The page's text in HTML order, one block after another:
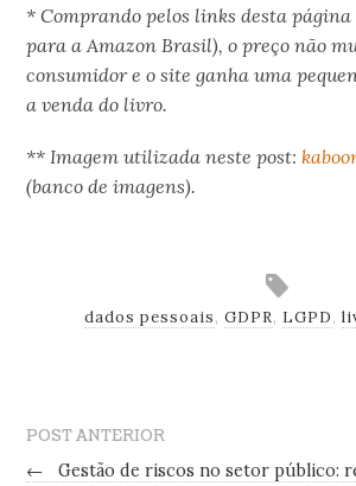
* Comprando pelos links desta
para a Amazon Brasil), o preço não
consumidor e o site ganha uma
a venda do livro.
** Imagem utilizada neste post:
(banco de imagens).
dados pessoais, GDPR, LGPD,
POST ANTERIOR
←
Gestão de riscos no setor público: